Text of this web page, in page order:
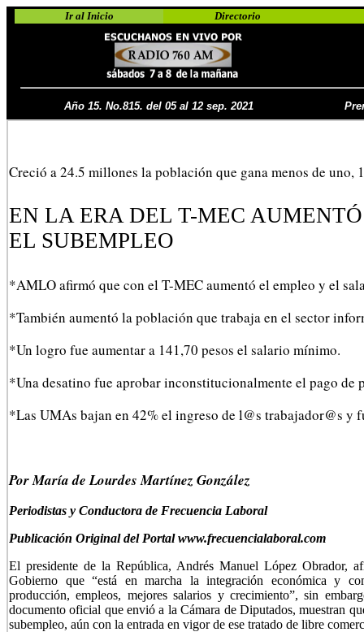
Ir al Inicio Directorio
Año 15. No.815. del 05 al 12 sep. 2021
Creció a 24.5 millones la población que gana menos de uno,
EN LA ERA DEL T-MEC
EL SUBEMPLEO
*AMLO afirmó que con el T-MEC aumentó el empleo y el
*También aumentó la población que trabaja en el sector
*Un logro fue aumentar a 141,70 pesos el salario mínimo.
*Una desatino fue aprobar inconstitucionalmente el pago de
*Las UMAs bajan en 42% el ingreso de l@s trabajador@s y
Por María de Lourdes Martínez González
Periodistas y Conductora de Frecuencia Laboral
Publicación Original del Portal www.frecuencialaboral.com
El presidente de la República, Andrés Manuel López Obrador,
Gobierno que “está en marcha la integración económica y
producción, empleos, mejores salarios y crecimiento”, sin
documento oficial que envió a la Cámara de Diputados, muestran
subempleo, aún con la entrada en vigor de ese tratado de libre